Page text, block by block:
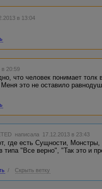
в 13:04
в 20:59
что человек понимает толк
это не оставило
написала 17.12.2013 в 23:43
где есть Сущности,
типа "Все верно", "Так это и
/ Скрыть ветку